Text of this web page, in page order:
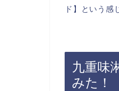
ド】という感
九重味
みた！